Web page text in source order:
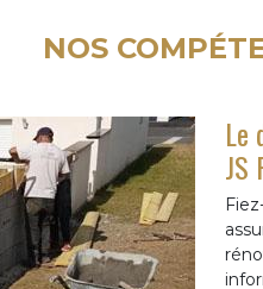
NOS
Le
JS